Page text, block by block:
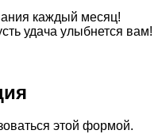
каждый месяц!
удача улыбнется вам!
этой формой.